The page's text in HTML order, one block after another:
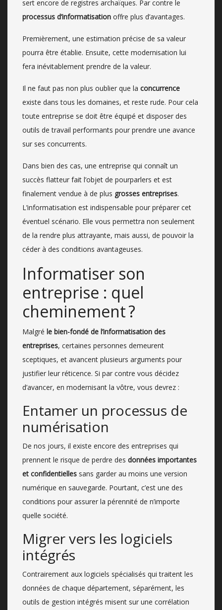
sert encore de registres archaïques. Par contre le
processus d’informatisation offre plus d’avantages.
Premièrement, une estimation précise de sa valeur
pourra être établie. Ensuite, cette modernisation lui
fera inévitablement prendre de la valeur.
Il ne faut pas non plus oublier que la concurrence
existe dans tous les domaines, et reste rude. Pour cela
toute entreprise se doit être équipé et disposer des
outils de travail performants pour prendre une avance
sur ses concurrents.
Dans bien des cas, une entreprise qui connaît un
succès flatteur fait l’objet de pourparlers et est
finalement vendue à de plus grosses entreprises.
L’informatisation est indispensable pour préparer cet
éventuel scénario. Elle vous permettra non seulement
de la rendre plus attrayante, mais aussi, de pouvoir la
céder à des conditions avantageuses.
Informatiser son
entreprise : quel
cheminement ?
Malgré le bien-fondé de l’informatisation des
entreprises, certaines personnes demeurent
sceptiques, et avancent plusieurs arguments pour
justifier leur réticence. Si par contre vous décidez
d’avancer, en modernisant la vôtre, vous devrez :
Entamer un processus de
numérisation
De nos jours, il existe encore des entreprises qui
prennent le risque de perdre des données importantes
et confidentielles sans garder au moins une version
numérique en sauvegarde. Pourtant, c’est une des
conditions pour assurer la pérennité de n’importe
quelle société.
Migrer vers les logiciels
intégrés
Contrairement aux logiciels spécialisés qui traitent les
données de chaque département, séparément, les
outils de gestion intégrés misent sur une corrélation